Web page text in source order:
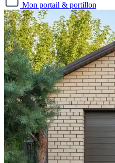
Mon portail & portillon